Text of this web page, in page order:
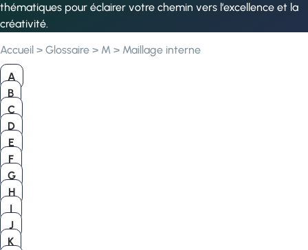
thématiques pour éclairer votre chemin vers l’excellence et la
créativité.
Accueil > Glossaire > M > Maillage interne
A
B
C
D
E
F
G
H
I
J
K